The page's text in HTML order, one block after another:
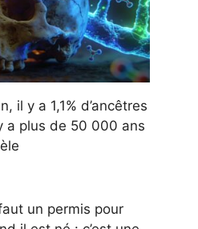
il y a 1,1% d’ancêtres
a plus de 50 000 ans